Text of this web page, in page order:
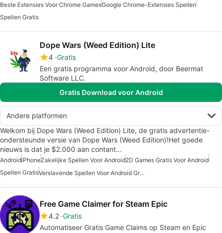
Beste Extensies Voor Chrome GamesGoogle Chrome-Extensies Spellen
Spellen Gratis
Dope Wars (Weed Edition) Lite
4 Gratis
Een gratis programma voor Android, door Beermat
Software LLC.
Gratis Download voor Android
Andere platformen
Welkom bij Dope Wars (Weed Edition) Lite, de gratis advertentie-
ondersteunde versie van Dope Wars (Weed Edition)!Het goede
nieuws is dat je $2.000 aan contant…
AndroidiPhoneZakelijke Spellen Voor Android2D Games Gratis Voor Android
Spellen Gratis
Verslavende Spellen Voor Android Gratis
Free Game Claimer for Steam Epic
4.2 Gratis
Automatiseer Gratis Game Claims op Steam en Epic